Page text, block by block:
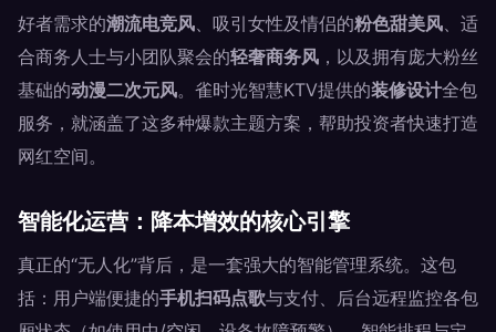
好者需求的潮流电竞风、吸引女性及情侣的粉色甜美风、适
合商务人士与小团队聚会的轻奢商务风 ，以及拥有庞大粉丝
基础的动漫二次元风。雀时光智慧KTV提供的装修设计全包
服务，就涵盖了这多种爆款主题方案，帮助投资者快速打造
网红空间。
智能化运营：降本增效的核心引擎
真正的“无人化”背后，是一套强大的智能管理系统。这包
括：用户端便捷的手机扫码点歌与支付、后台远程监控各包